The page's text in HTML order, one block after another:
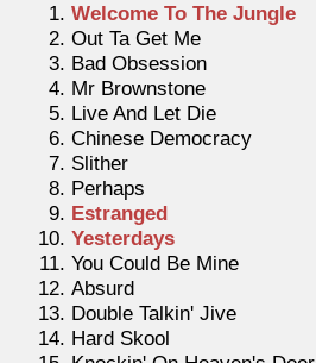
Welcome To The Jungle
Out Ta Get Me
Bad Obsession
Mr Brownstone
Live And Let Die
Chinese Democracy
Slither
Perhaps
Estranged
Yesterdays
You Could Be Mine
Absurd
Double Talkin' Jive
Hard Skool